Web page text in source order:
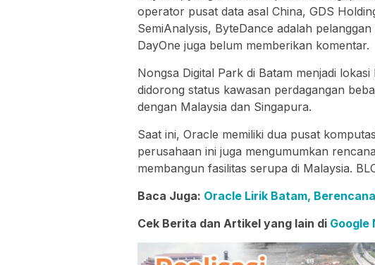
operator pusat data asal China, GDS
SemiAnalysis, ByteDance adalah
DayOne juga belum memberikan komentar.
Nongsa Digital Park di Batam menjadi
didorong status kawasan perdagangan
dengan Malaysia dan Singapura.
Saat ini, Oracle memiliki dua pusat
perusahaan ini juga mengumumkan
membangun fasilitas serupa di Malaysia.
Baca Juga: Oracle Lirik Batam,
Cek Berita dan Artikel yang lain di Google